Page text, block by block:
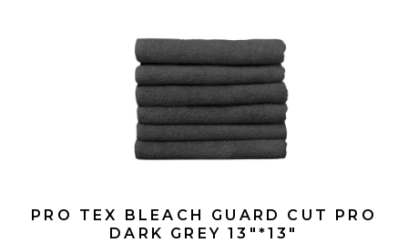
PRO TEX BLEACH GUARD CUT PRO
DARK GREY 13"*13"